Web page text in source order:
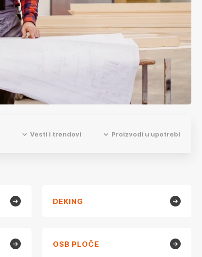
Vesti i trendovi Proizvodi u upotrebi
DEKING
OSB PLOČE